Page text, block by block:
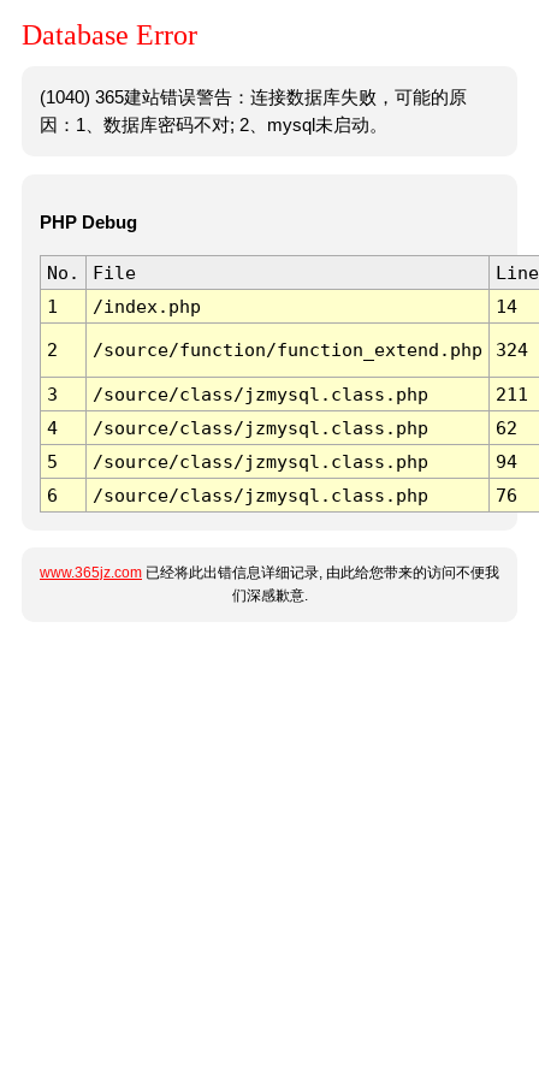
Database Error
(1040) 365建站错误警告：连接数据库失败，可能的原
因：1、数据库密码不对; 2、mysql未启动。
PHP Debug
No. File
Line
1
/index.php 14
2 /source/function/function_extend.php 324
3 /source/class/jzmysql.class.php
211
4
/source/class/jzmysql.class.php
62
5
/source/class/jzmysql.class.php
94
6
/source/class/jzmysql.class.php 76
www.365jz.com 已经将此出错信息详细记录, 由此给您带来的访问不便我
们深感歉意.